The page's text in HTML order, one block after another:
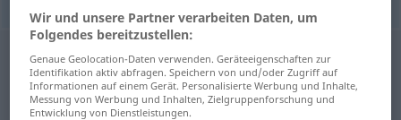
Wir und unsere Partner verarbeiten Daten, um
Folgendes bereitzustellen:
Genaue Geolocation-Daten verwenden. Geräteeigenschaften zur
Identifikation aktiv abfragen. Speichern von und/oder Zugriff auf
Informationen auf einem Gerät. Personalisierte Werbung und Inhalte,
Messung von Werbung und Inhalten, Zielgruppenforschung und
Entwicklung von Dienstleistungen.